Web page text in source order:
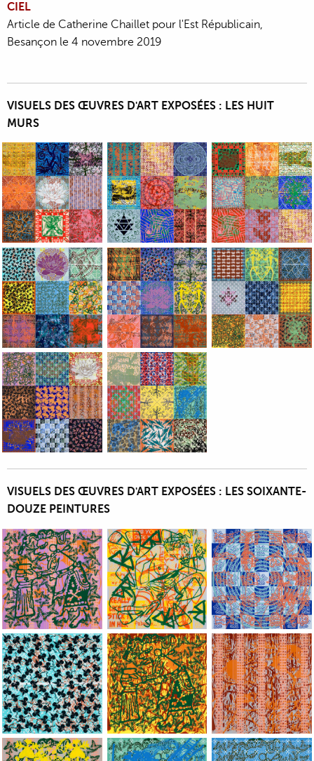
CIEL
Article de Catherine Chaillet pour l'Est Républicain,
Besançon le 4 novembre 2019
VISUELS DES ŒUVRES D'ART EXPOSÉES : LES HUIT
MURS
VISUELS DES ŒUVRES D'ART EXPOSÉES : LES SOIXANTE-
DOUZE PEINTURES